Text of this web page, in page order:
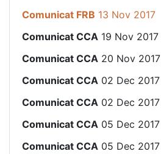
Comunicat FRB 13 Nov 2017
Comunicat CCA 19 Nov 2017
Comunicat CCA 20 Nov 2017
Comunicat CCA 02 Dec 2017
Comunicat CCA 02 Dec 2017
Comunicat CCA 05 Dec 2017
Comunicat CCA 05 Dec 2017